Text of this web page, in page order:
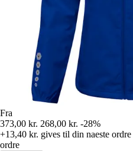
Fra
373,00 kr. 268,00 kr. -28%
+13,40 kr. gives til din naeste ordre
ordre